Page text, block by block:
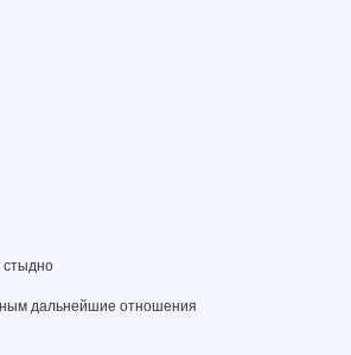
стыдно
дальнейшие отношения